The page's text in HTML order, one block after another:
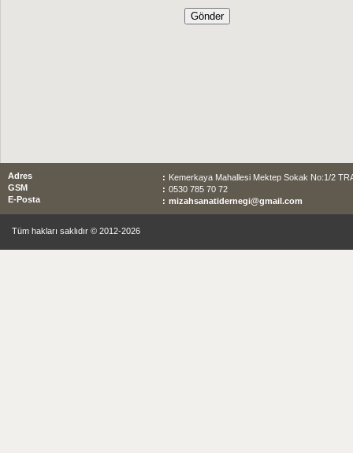
Adres : Kemerkaya Mahallesi Mektep Sokak No:1/2
GSM
: 0530 785 70 72
E-Posta
: mizahsanatidernegi@gmail.com
Tüm hakları saklıdır © 2012-2026